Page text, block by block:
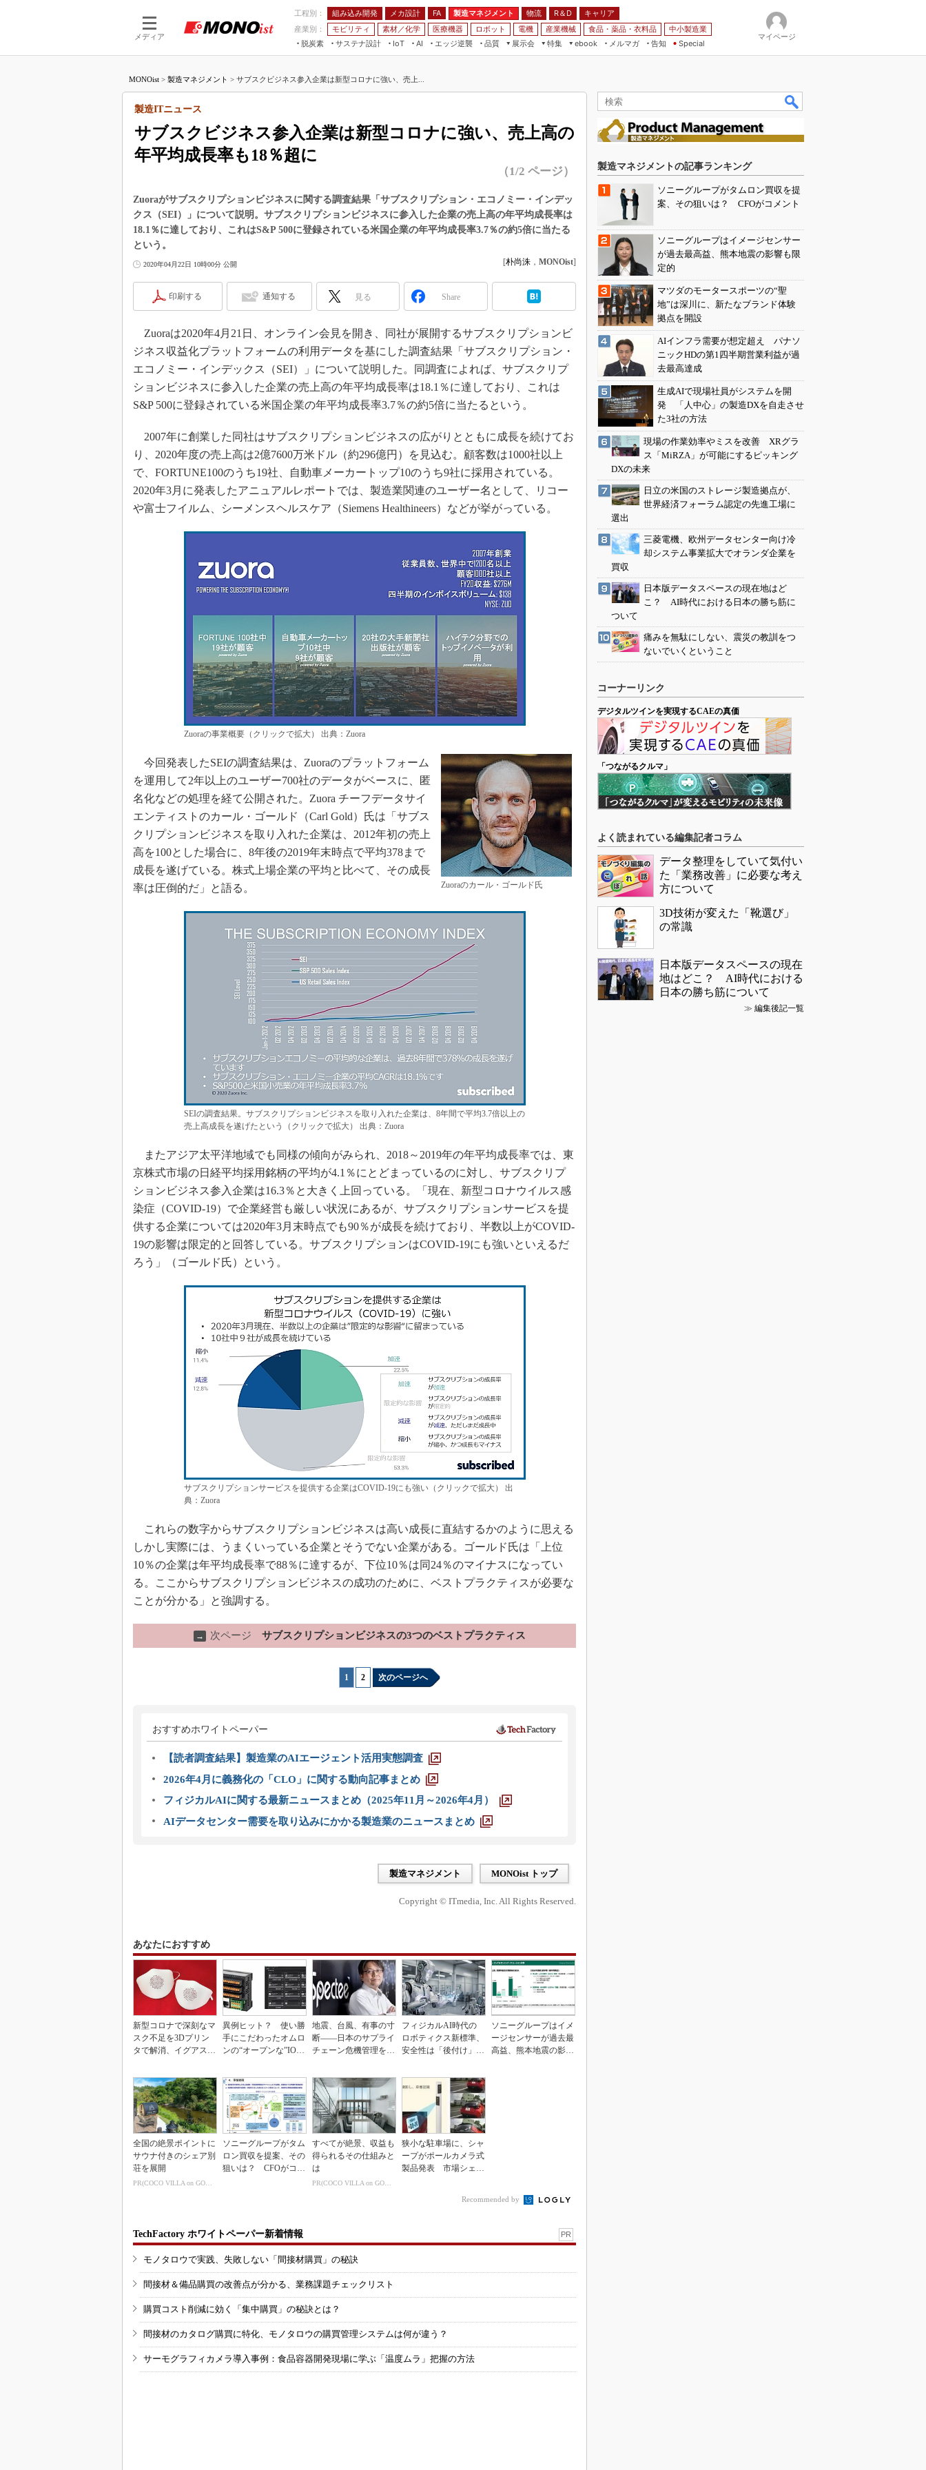
メディア
工程別： 組み込み開発 メカ設計 FA 製造マネジメント 物流 R＆D
キャリア
産業別：
モビリティ 素材／化学 医療機器 ロボット 電機 産業機械 食品・薬品・衣料品
中小製造業
脱炭素
サステナ設計
IoT
つながる工場
AI
AI×設備保全
エッジ逆襲 品質
展示会
JIMTOF
IIFES
TECHNO-FRONTIER
人テク展
日本ものづくりワールド
AUTOMOTIVE WORLD
特集
つながるクルマ
組み込みモデリング
Windows Embedded
無償設計ツール
3Dプリンタ
デジタルツインとCAE
S＆OP
インダストリー4.0
イノベーション
メイドインジャパン
植物工場
知財マネジメント
海外生産
新型コロナへの対応
ebook
メルマガ
告知 Special
マイページ
MONOist > 製造マネジメント > サブスクビジネス参入企業は新型コロナに強い、売上...
サブスクビジネス参入企業は新型コロナに強い、売上高の
年平均成長率も18％超に
製造ITニュース
（1/2 ページ）
Zuoraがサブスクリプションビジネスに関する調査結果「サブスクリプション・エコノミー・インデッ
クス（SEI）」について説明。サブスクリプションビジネスに参入した企業の売上高の年平均成長率は
18.1％に達しており、これはS&P 500に登録されている米国企業の年平均成長率3.7％の約5倍に当たる
という。
2020年04月22日 10時00分 公開 [朴尚洙 ， MONOist]
印刷する 通知する 見る Share
Zuoraは2020年4月21日、オンライン会見を開き、同社が展開するサブスクリプションビ
ジネス収益化プラットフォームの利用データを基にした調査結果「サブスクリプション・
エコノミー・インデックス（SEI）」について説明した。同調査によれば、サブスクリプ
ションビジネスに参入した企業の売上高の年平均成長率は18.1％に達しており、これは
S&P 500に登録されている米国企業の年平均成長率3.7％の約5倍に当たるという。
2007年に創業した同社はサブスクリプションビジネスの広がりとともに成長を続けてお
り、2020年度の売上高は2億7600万米ドル（約296億円）を見込む。顧客数は1000社以上
で、FORTUNE100のうち19社、自動車メーカートップ10のうち9社に採用されている。
2020年3月に発表したアニュアルレポートでは、製造業関連のユーザー名として、リコー
や富士フイルム、シーメンスヘルスケア（Siemens Healthineers）などが挙がっている。
Zuoraの事業概要（クリックで拡大） 出典：Zuora
Zuoraのカール・ゴールド氏
今回発表したSEIの調査結果は、Zuoraのプラットフォーム
を運用して2年以上のユーザー700社のデータがベースに、匿
名化などの処理を経て公開された。Zuora チーフデータサイ
エンティストのカール・ゴールド（Carl Gold）氏は「サブス
クリプションビジネスを取り入れた企業は、2012年初の売上
高を100とした場合に、8年後の2019年末時点で平均378まで
成長を遂げている。株式上場企業の平均と比べて、その成長
率は圧倒的だ」と語る。
SEIの調査結果。サブスクリプションビジネスを取り入れた企業は、8年間で平均3.7倍以上の
売上高成長を遂げたという（クリックで拡大） 出典：Zuora
またアジア太平洋地域でも同様の傾向がみられ、2018～2019年の年平均成長率では、東
京株式市場の日経平均採用銘柄の平均が4.1％にとどまっているのに対し、サブスクリプ
ションビジネス参入企業は16.3％と大きく上回っている。「現在、新型コロナウイルス感
染症（COVID-19）で企業経営も厳しい状況にあるが、サブスクリプションサービスを提
供する企業については2020年3月末時点でも90％が成長を続けており、半数以上がCOVID-
19の影響は限定的と回答している。サブスクリプションはCOVID-19にも強いといえるだ
ろう」（ゴールド氏）という。
サブスクリプションサービスを提供する企業はCOVID-19にも強い（クリックで拡大） 出
典：Zuora
これらの数字からサブスクリプションビジネスは高い成長に直結するかのように思える
しかし実際には、うまくいっている企業とそうでない企業がある。ゴールド氏は「上位
10％の企業は年平均成長率で88％に達するが、下位10％は同24％のマイナスになってい
る。ここからサブスクリプションビジネスの成功のために、ベストプラクティスが必要な
ことが分かる」と強調する。
→ 次ページ サブスクリプションビジネスの3つのベストプラクティス
1 2 次のページへ
おすすめホワイトペーパー
【読者調査結果】製造業のAIエージェント活用実態調査
2026年4月に義務化の「CLO」に関する動向記事まとめ
フィジカルAIに関する最新ニュースまとめ（2025年11月～2026年4月）
AIデータセンター需要を取り込みにかかる製造業のニュースまとめ
製造マネジメント MONOist トップ
Copyright © ITmedia, Inc. All Rights Reserved.
あなたにおすすめ
新型コロナで深刻なマ
スク不足を3Dプリン
タで解消、イグアスが
異例ヒット？ 使い勝
手にこだわったオムロ
ンの“オープンな”IO-L
地震、台風、有事の寸
断――日本のサプライ
チェーン危機管理を変
フィジカルAI時代の
ロボティクス新標準、
安全性は「後付け」で
ソニーグループはイメ
ージセンサーが過去最
高益、熊本地震の影響
全国の絶景ポイントに
サウナ付きのシェア別
荘を展開
PR(COCO VILLA on GOETHE)
ソニーグループがタム
ロン買収を提案、その
狙いは？ CFOがコメ
すべてが絶景、収益も
得られるその仕組みと
は
PR(COCO VILLA on GOETHE)
狭小な駐車場に、シャ
ープがポールカメラ式
製品発表 市場シェア
Recommended by
TechFactory ホワイトペーパー新着情報 PR
モノタロウで実践、失敗しない「間接材購買」の秘訣
間接材＆備品購買の改善点が分かる、業務課題チェックリスト
購買コスト削減に効く「集中購買」の秘訣とは？
間接材のカタログ購買に特化、モノタロウの購買管理システムは何が違う？
サーモグラフィカメラ導入事例：食品容器開発現場に学ぶ「温度ムラ」把握の方法
製造マネジメントの記事ランキング
ソニーグループがタムロン買収を提
案、その狙いは？ CFOがコメント
ソニーグループはイメージセンサー
が過去最高益、熊本地震の影響も限
定的
マツダのモータースポーツの“聖
地”は深川に、新たなブランド体験
拠点を開設
AIインフラ需要が想定超え パナソ
ニックHDの第1四半期営業利益が過
去最高達成
生成AIで現場社員がシステムを開
発 「人中心」の製造DXを自走させ
た3社の方法
現場の作業効率やミスを改善 XRグラ
ス「MiRZA」が可能にするピッキング
DXの未来
日立の米国のストレージ製造拠点が、
世界経済フォーラム認定の先進工場に
選出
三菱電機、欧州データセンター向け冷
却システム事業拡大でオランダ企業を
買収
日本版データスペースの現在地はど
こ？ AI時代における日本の勝ち筋に
ついて
痛みを無駄にしない、震災の教訓をつ
ないでいくということ
コーナーリンク
デジタルツインを実現するCAEの真価
「つながるクルマ」
よく読まれている編集記者コラム
データ整理をしていて気付い
た「業務改善」に必要な考え
方について
3D技術が変えた「靴選び」
の常識
日本版データスペースの現在
地はどこ？ AI時代における
日本の勝ち筋について
≫ 編集後記一覧